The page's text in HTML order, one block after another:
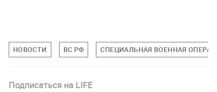
НОВОСТИ ВС РФ СПЕЦИАЛЬНАЯ ВОЕННАЯ
Подписаться на LIFE